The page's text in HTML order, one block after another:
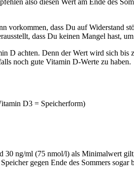
also diesen Wert am Ende des
vorkommen, dass Du auf
dass Du keinen Mangel hast, um
D achten. Denn der Wert wird sich
noch gute Vitamin D-Werte zu haben.
D3 = Speicherform)
ng/ml (75 nmol/l) als Minimalwert
gegen Ende des Sommers